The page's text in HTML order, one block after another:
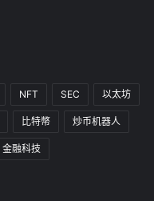
NFT SEC 以太坊
比特幣 炒币机器人
金融科技